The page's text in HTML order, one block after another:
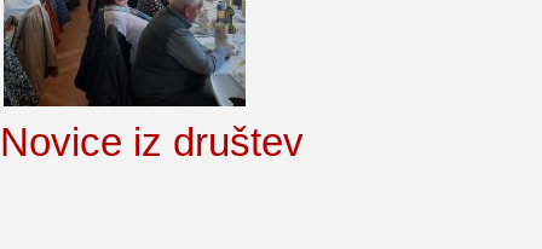
Novice iz društev